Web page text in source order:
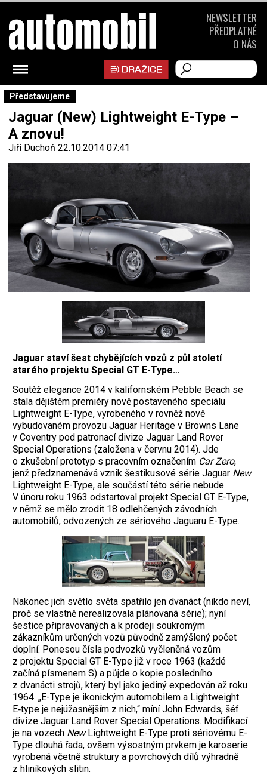
Představujeme
Jaguar (New) Lightweight E-Type –
A znovu!
Jiří Duchoň 22.10.2014 07:41
Jaguar staví šest chybějících vozů z půl století
starého projektu Special GT E-Type…
Soutěž elegance 2014 v kalifornském Pebble Beach se
stala dějištěm premiéry nově postaveného speciálu
Lightweight E-Type, vyrobeného v rovněž nově
vybudovaném provozu Jaguar Heritage v Browns Lane
v Coventry pod patronací divize Jaguar Land Rover
Special Operations (založena v červnu 2014). Jde
o zkušební prototyp s pracovním označením Car Zero,
jenž předznamenává vznik šestikusové série Jaguar New
Lightweight E-Type, ale součástí této série nebude.
V únoru roku 1963 odstartoval projekt Special GT E-Type,
v němž se mělo zrodit 18 odlehčených závodních
automobilů, odvozených ze sériového Jaguaru E-Type.
Nakonec jich světlo světa spatřilo jen dvanáct (nikdo neví,
proč se vlastně nerealizovala plánovaná série); nyní
šestice připravovaných a k prodeji soukromým
zákazníkům určených vozů původně zamýšlený počet
doplní. Ponesou čísla podvozků vyčleněná vozům
z projektu Special GT E-Type již v roce 1963 (každé
začíná písmenem S) a půjde o kopie posledního
z dvanácti strojů, který byl jako jediný expedován až roku
1964. „E-Type je ikonickým automobilem a Lightweight
E‑type je nejúžasnějším z nich,“ míní John Edwards, šéf
divize Jaguar Land Rover Special Operations. Modifikací
je na vozech NewLightweight E-Type proti sériovému E-
Type dlouhá řada, ovšem výsostným prvkem je karoserie
vyrobená včetně struktury a povrchových dílů výhradně
z hliníkových slitin.
NEWSLETTER
PŘEDPLATNÉ
O NÁS